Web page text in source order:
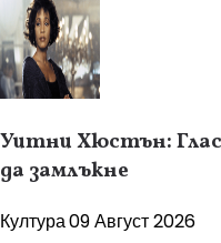
Уитни Хюстън:
да замлъкне
Култура09 Август 2026